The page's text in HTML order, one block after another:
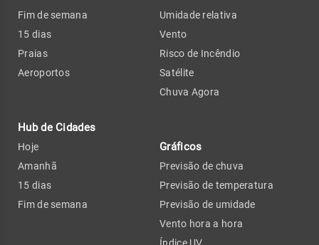
Fim de semana
15 dias
Praias
Aeroportos
Hub de Cidades
Hoje
Amanhã
15 dias
Fim de semana
Umidade relativa
Vento
Risco de Incêndio
Satélite
Chuva Agora
Gráficos
Previsão de chuva
Previsão de temperatura
Previsão de umidade
Vento hora a hora
Índice UV